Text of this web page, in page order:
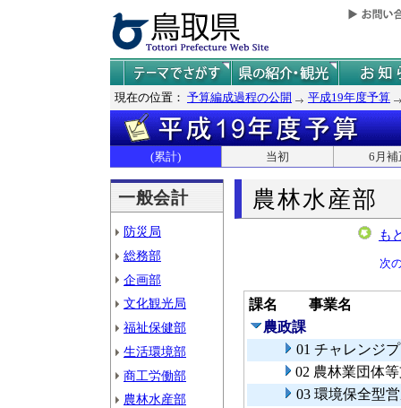
現在の位置： 予算編成過程の公開 平成19年度予算
(累計) 当初 6月補
一般会計
防災局
総務部
企画部
文化観光局
福祉保健部
生活環境部
商工労働部
農林水産部
農林水産部
も
次
課名
事業名
農政課
01 チャレンジ
02 農林業団体
03 環境保全型